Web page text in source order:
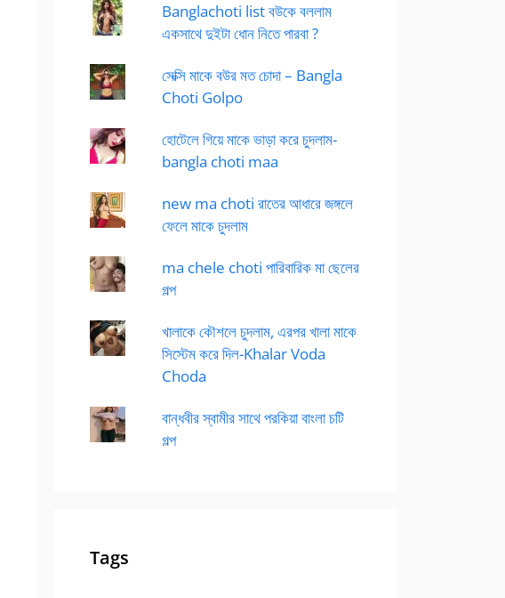
Banglachoti list বউকে বললাম
একসাথে দুইটা ধোন নিতে পারবা ?
সেক্সি মাকে বউর মত চোদা – Bangla
Choti Golpo
হোটেলে গিয়ে মাকে ভাড়া করে চুদলাম-
bangla choti maa
new ma choti রাতের আধারে জঙ্গলে
ফেলে মাকে চুদলাম
ma chele choti পারিবারিক মা ছেলের
গল্প
খালাকে কৌশলে চুদলাম, এরপর খালা মাকে
সিস্টেম করে দিল-Khalar Voda
Choda
বান্ধবীর স্বামীর সাথে পরকিয়া বাংলা চটি
গল্প
Tags